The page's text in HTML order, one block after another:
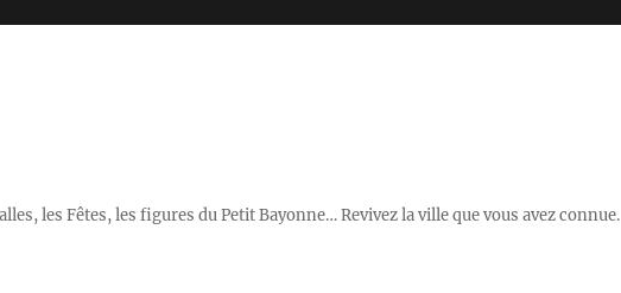
les Fêtes, les figures du Petit Bayonne… Revivez la ville que vous avez connue.